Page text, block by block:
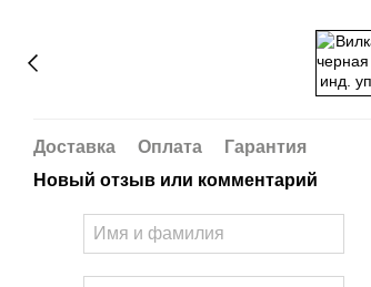
Доставка Оплата
Гарантия
Новый отзыв или комментарий